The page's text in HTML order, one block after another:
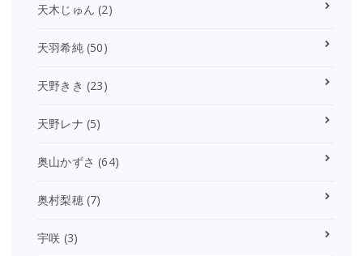
天木じゅん (2)
天羽希純(50)
天野きき (23)
天野レナ (5)
奥山かずさ (64)
奥村梨穂(7)
宇咲 (3)